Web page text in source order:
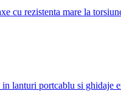
cu rezistenta mare la
lanturi portcablu si ghidaje